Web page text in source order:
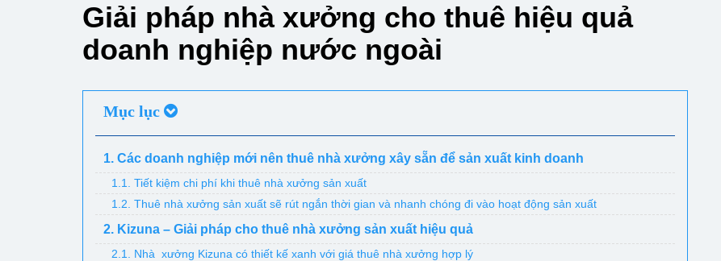
Giải pháp nhà xưởng cho thuê hiệu quả
doanh nghiệp nước ngoài
Mục lục
1. Các doanh nghiệp mới nên thuê nhà xưởng xây sẵn để sản xuất kinh doanh
1.1. Tiết kiệm chi phí khi thuê nhà xưởng sản xuất
1.2. Thuê nhà xưởng sản xuất sẽ rút ngắn thời gian và nhanh chóng đi vào hoạt động sản xuất
2. Kizuna – Giải pháp cho thuê nhà xưởng sản xuất hiệu quả
2.1. Nhà xưởng Kizuna có thiết kế xanh với giá thuê nhà xưởng hợp lý